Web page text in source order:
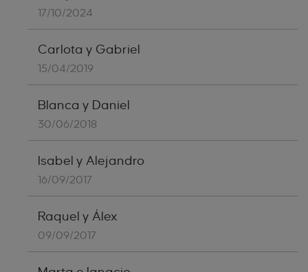
17/10/2024
Carlota y Gabriel
15/04/2019
Blanca y Daniel
30/06/2018
Isabel y Alejandro
16/09/2017
Raquel y Álex
09/09/2017